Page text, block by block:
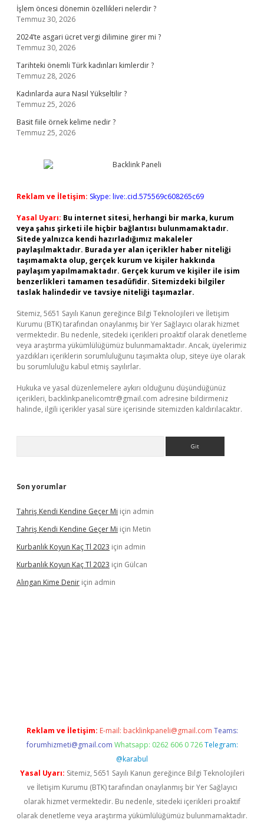
İşlem öncesi dönemin özellikleri nelerdir ?
Temmuz 30, 2026
2024’te asgari ücret vergi dilimine girer mi ?
Temmuz 30, 2026
Tarihteki önemli Türk kadınları kimlerdir ?
Temmuz 28, 2026
Kadınlarda aura Nasıl Yükseltilir ?
Temmuz 25, 2026
Basit fiile örnek kelime nedir ?
Temmuz 25, 2026
Reklam ve İletişim: Skype: live:.cid.575569c608265c69
Yasal Uyarı: Bu internet sitesi, herhangi bir marka, kurum
veya şahıs şirketi ile hiçbir bağlantısı bulunmamaktadır.
Sitede yalnızca kendi hazırladığımız makaleler
paylaşılmaktadır. Burada yer alan içerikler haber niteliği
taşımamakta olup, gerçek kurum ve kişiler hakkında
paylaşım yapılmamaktadır. Gerçek kurum ve kişiler ile isim
benzerlikleri tamamen tesadüfidir. Sitemizdeki bilgiler
taslak halindedir ve tavsiye niteliği taşımazlar.
Sitemiz, 5651 Sayılı Kanun gereğince Bilgi Teknolojileri ve İletişim
Kurumu (BTK) tarafından onaylanmış bir Yer Sağlayıcı olarak hizmet
vermektedir. Bu nedenle, sitedeki içerikleri proaktif olarak denetleme
veya araştırma yükümlülüğümüz bulunmamaktadır. Ancak, üyelerimiz
yazdıkları içeriklerin sorumluluğunu taşımakta olup, siteye üye olarak
bu sorumluluğu kabul etmiş sayılırlar.
Hukuka ve yasal düzenlemelere aykırı olduğunu düşündüğünüz
içerikleri, backlinkpanelicomtr@gmail.com adresine bildirmeniz
halinde, ilgili içerikler yasal süre içerisinde sitemizden kaldırılacaktır.
Son yorumlar
Tahriş Kendi Kendine Geçer Mi için admin
Tahriş Kendi Kendine Geçer Mi için Metin
Kurbanlık Koyun Kaç Tl 2023 için admin
Kurbanlık Koyun Kaç Tl 2023 için Gülcan
Alıngan Kime Denir için admin
Reklam ve İletişim: E-mail: backlinkpaneli@gmail.com Teams:
forumhizmeti@gmail.com Whatsapp: 0262 606 0 726 Telegram:
@karabul
Yasal Uyarı: Sitemiz, 5651 Sayılı Kanun gereğince Bilgi Teknolojileri
ve İletişim Kurumu (BTK) tarafından onaylanmış bir Yer Sağlayıcı
olarak hizmet vermektedir. Bu nedenle, sitedeki içerikleri proaktif
olarak denetleme veya araştırma yükümlülüğümüz bulunmamaktadır.